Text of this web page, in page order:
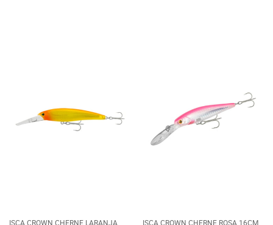
ISCA CROWN CHERNE LARANJA
ISCA CROWN CHERNE ROSA 16CM